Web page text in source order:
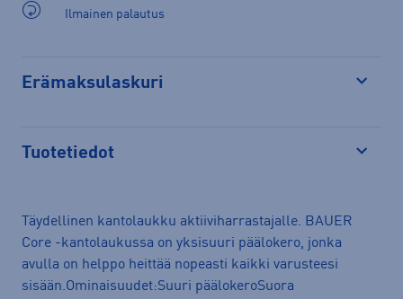
Ilmainen palautus
Erämaksulaskuri
Tuotetiedot
Täydellinen kantolaukku aktiiviharrastajalle. BAUER
Core -kantolaukussa on yksisuuri päälokero, jonka
avulla on helppo heittää nopeasti kaikki varusteesi
sisään.Ominaisuudet:Suuri päälokeroSuora